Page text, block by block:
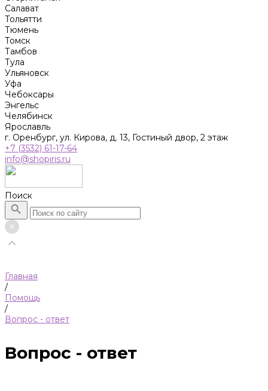
Салават
Тольятти
Тюмень
Томск
Тамбов
Тула
Ульяновск
Уфа
Чебоксары
Энгельс
Челябинск
Ярославль
г. Оренбург, ул. Кирова, д. 13, Гостиный двор, 2 этаж
+7 (3532) 61-17-64
info@shopiris.ru
Поиск
Главная
/
Помощь
/
Вопрос - ответ
Вопрос - ответ